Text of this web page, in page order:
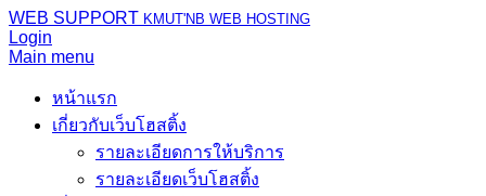
WEB SUPPORT KMUT'NB WEB HOSTING
Login
Main menu
หน้าแรก
เกี่ยวกับเว็บโฮสติ้ง
รายละเอียดการให้บริการ
รายละเอียดเว็บโฮสติ้ง